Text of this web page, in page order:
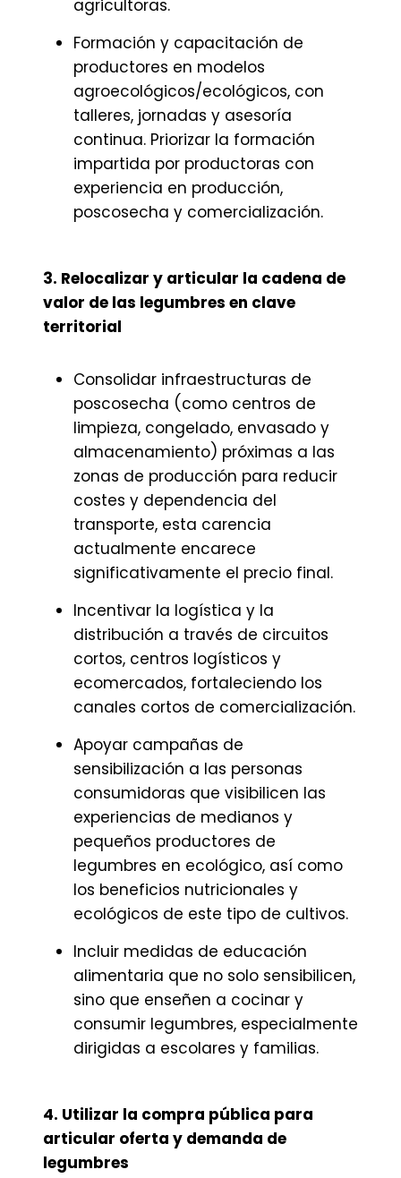
agricultoras.
Formación y capacitación de
productores en modelos
agroecológicos/ecológicos, con
talleres, jornadas y asesoría
continua. Priorizar la formación
impartida por productoras con
experiencia en producción,
poscosecha y comercialización.
3. Relocalizar y articular la cadena de
valor de las legumbres en clave
territorial
Consolidar infraestructuras de
poscosecha (como centros de
limpieza, congelado, envasado y
almacenamiento) próximas a las
zonas de producción para reducir
costes y dependencia del
transporte, esta carencia
actualmente encarece
significativamente el precio final.
Incentivar la logística y la
distribución a través de circuitos
cortos, centros logísticos y
ecomercados, fortaleciendo los
canales cortos de comercialización.
Apoyar campañas de
sensibilización a las personas
consumidoras que visibilicen las
experiencias de medianos y
pequeños productores de
legumbres en ecológico, así como
los beneficios nutricionales y
ecológicos de este tipo de cultivos.
Incluir medidas de educación
alimentaria que no solo sensibilicen,
sino que enseñen a cocinar y
consumir legumbres, especialmente
dirigidas a escolares y familias.
4. Utilizar la compra pública para
articular oferta y demanda de
legumbres